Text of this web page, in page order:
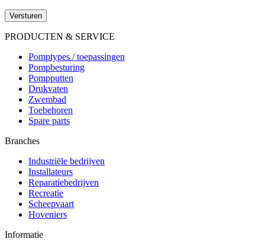
Versturen
PRODUCTEN & SERVICE
Pomptypes / toepassingen
Pompbesturing
Pompputten
Drukvaten
Zwembad
Toebehoren
Spare parts
Branches
Industriële bedrijven
Installateurs
Reparatiebedrijven
Recreatie
Scheepvaart
Hoveniers
Informatie